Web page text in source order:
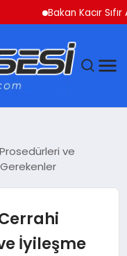
Bakan Kacır Sıfır Atık
ve
İyileşme